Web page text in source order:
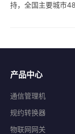
持，全国主要城市
产品中心
通信管理机
规约转换器
物联网网关